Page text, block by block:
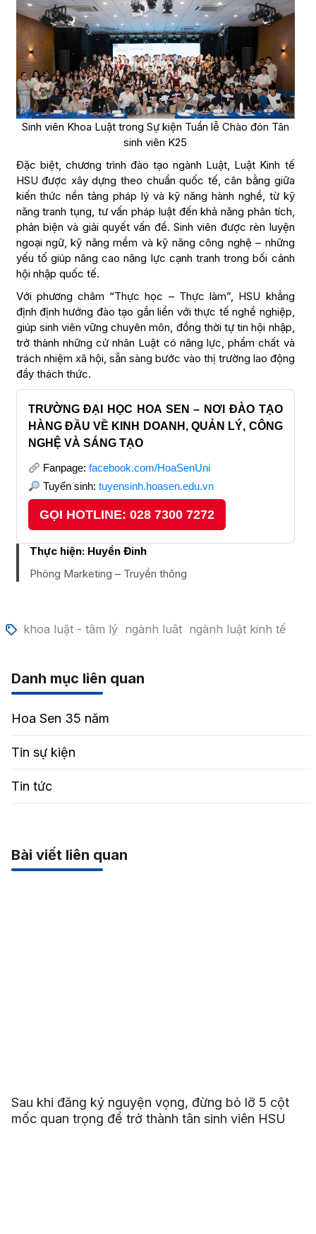
Sinh viên Khoa Luật trong Sự kiện Tuần lễ Chào đón Tân
sinh viên K25
Đặc biệt, chương trình đào tạo ngành Luật, Luật Kinh tế
HSU được xây dựng theo chuẩn quốc tế, cân bằng giữa
kiến thức nền tảng pháp lý và kỹ năng hành nghề, từ kỹ
năng tranh tụng, tư vấn pháp luật đến khả năng phân tích,
phản biện và giải quyết vấn đề. Sinh viên được rèn luyện
ngoại ngữ, kỹ năng mềm và kỹ năng công nghệ – những
yếu tố giúp nâng cao năng lực cạnh tranh trong bối cảnh
hội nhập quốc tế.
Với phương châm “Thực học – Thực làm”, HSU khẳng
định định hướng đào tạo gắn liền với thực tế nghề nghiệp,
giúp sinh viên vững chuyên môn, đồng thời tự tin hội nhập,
trở thành những cử nhân Luật có năng lực, phẩm chất và
trách nhiệm xã hội, sẵn sàng bước vào thị trường lao động
đầy thách thức.
TRƯỜNG ĐẠI HỌC HOA SEN – NƠI ĐÀO TẠO
HÀNG ĐẦU VỀ KINH DOANH, QUẢN LÝ, CÔNG
NGHỆ VÀ SÁNG TẠO
Fanpage: facebook.com/HoaSenUni
Tuyển sinh: tuyensinh.hoasen.edu.vn
GỌI HOTLINE: 028 7300 7272
Thực hiện: Huyền Đinh
Phòng Marketing – Truyền thông
khoa luật - tâm lý ngành luât ngành luật kinh tế
Danh mục liên quan
Hoa Sen 35 năm
Tin sự kiện
Tin tức
Bài viết liên quan
Sau khi đăng ký nguyện vọng, đừng bỏ lỡ 5 cột
mốc quan trọng để trở thành tân sinh viên HSU